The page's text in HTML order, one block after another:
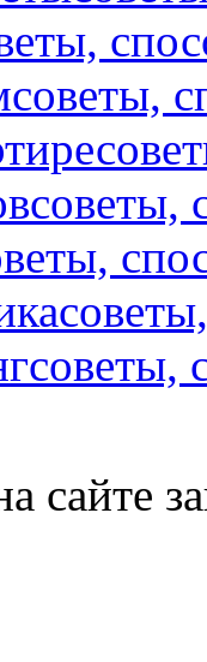
советы,
советы,
советы,
сайте